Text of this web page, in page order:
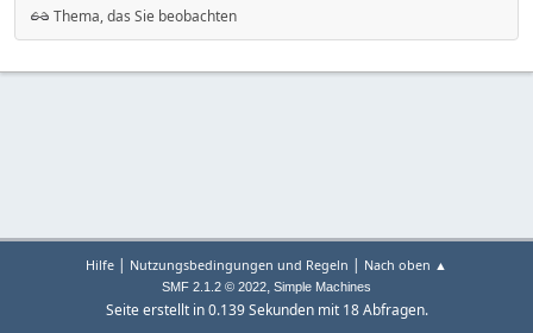
Thema, das Sie beobachten
Hilfe | Nutzungsbedingungen und Regeln | Nach oben ▲
SMF 2.1.2 © 2022, Simple Machines
Seite erstellt in 0.139 Sekunden mit 18 Abfragen.